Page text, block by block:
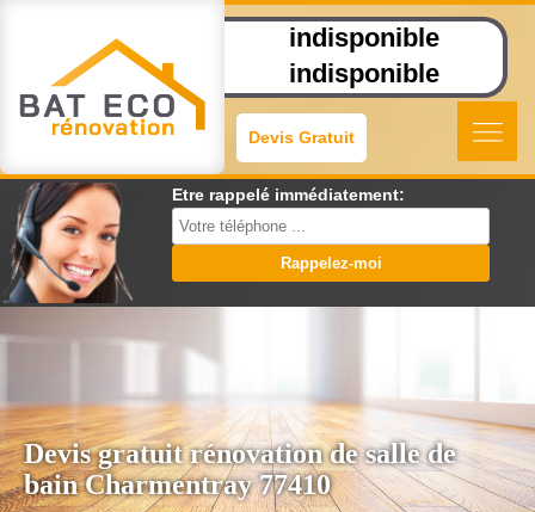
indisponible
indisponible
Devis Gratuit
Etre rappelé immédiatement:
Devis gratuit rénovation de salle de
bain Charmentray 77410